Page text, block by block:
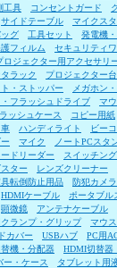
工具 コンセントガード
サイドテーブル マイクス
グ 工具セット 発電機
フィルム セキュリティ
ロジェクター用アクセサリ
ラック プロジェクター台
・ストッパー メガホン
フラッシュドライブ
マ
ッシュケース コピー用紙
車 ハンディライト ビー
マイク ノートPCスタ
ドリーダー
スイッチン
ター レンズクリーナー
転倒防止用品 防犯カメ
HDMIケーブル ポータブル
顕微鏡 アンテナケーブル
ランプ・グリップ マウ
カバー USBハブ PC用
機・分配器 HDMI切替器
ー・ケース
タブレット用